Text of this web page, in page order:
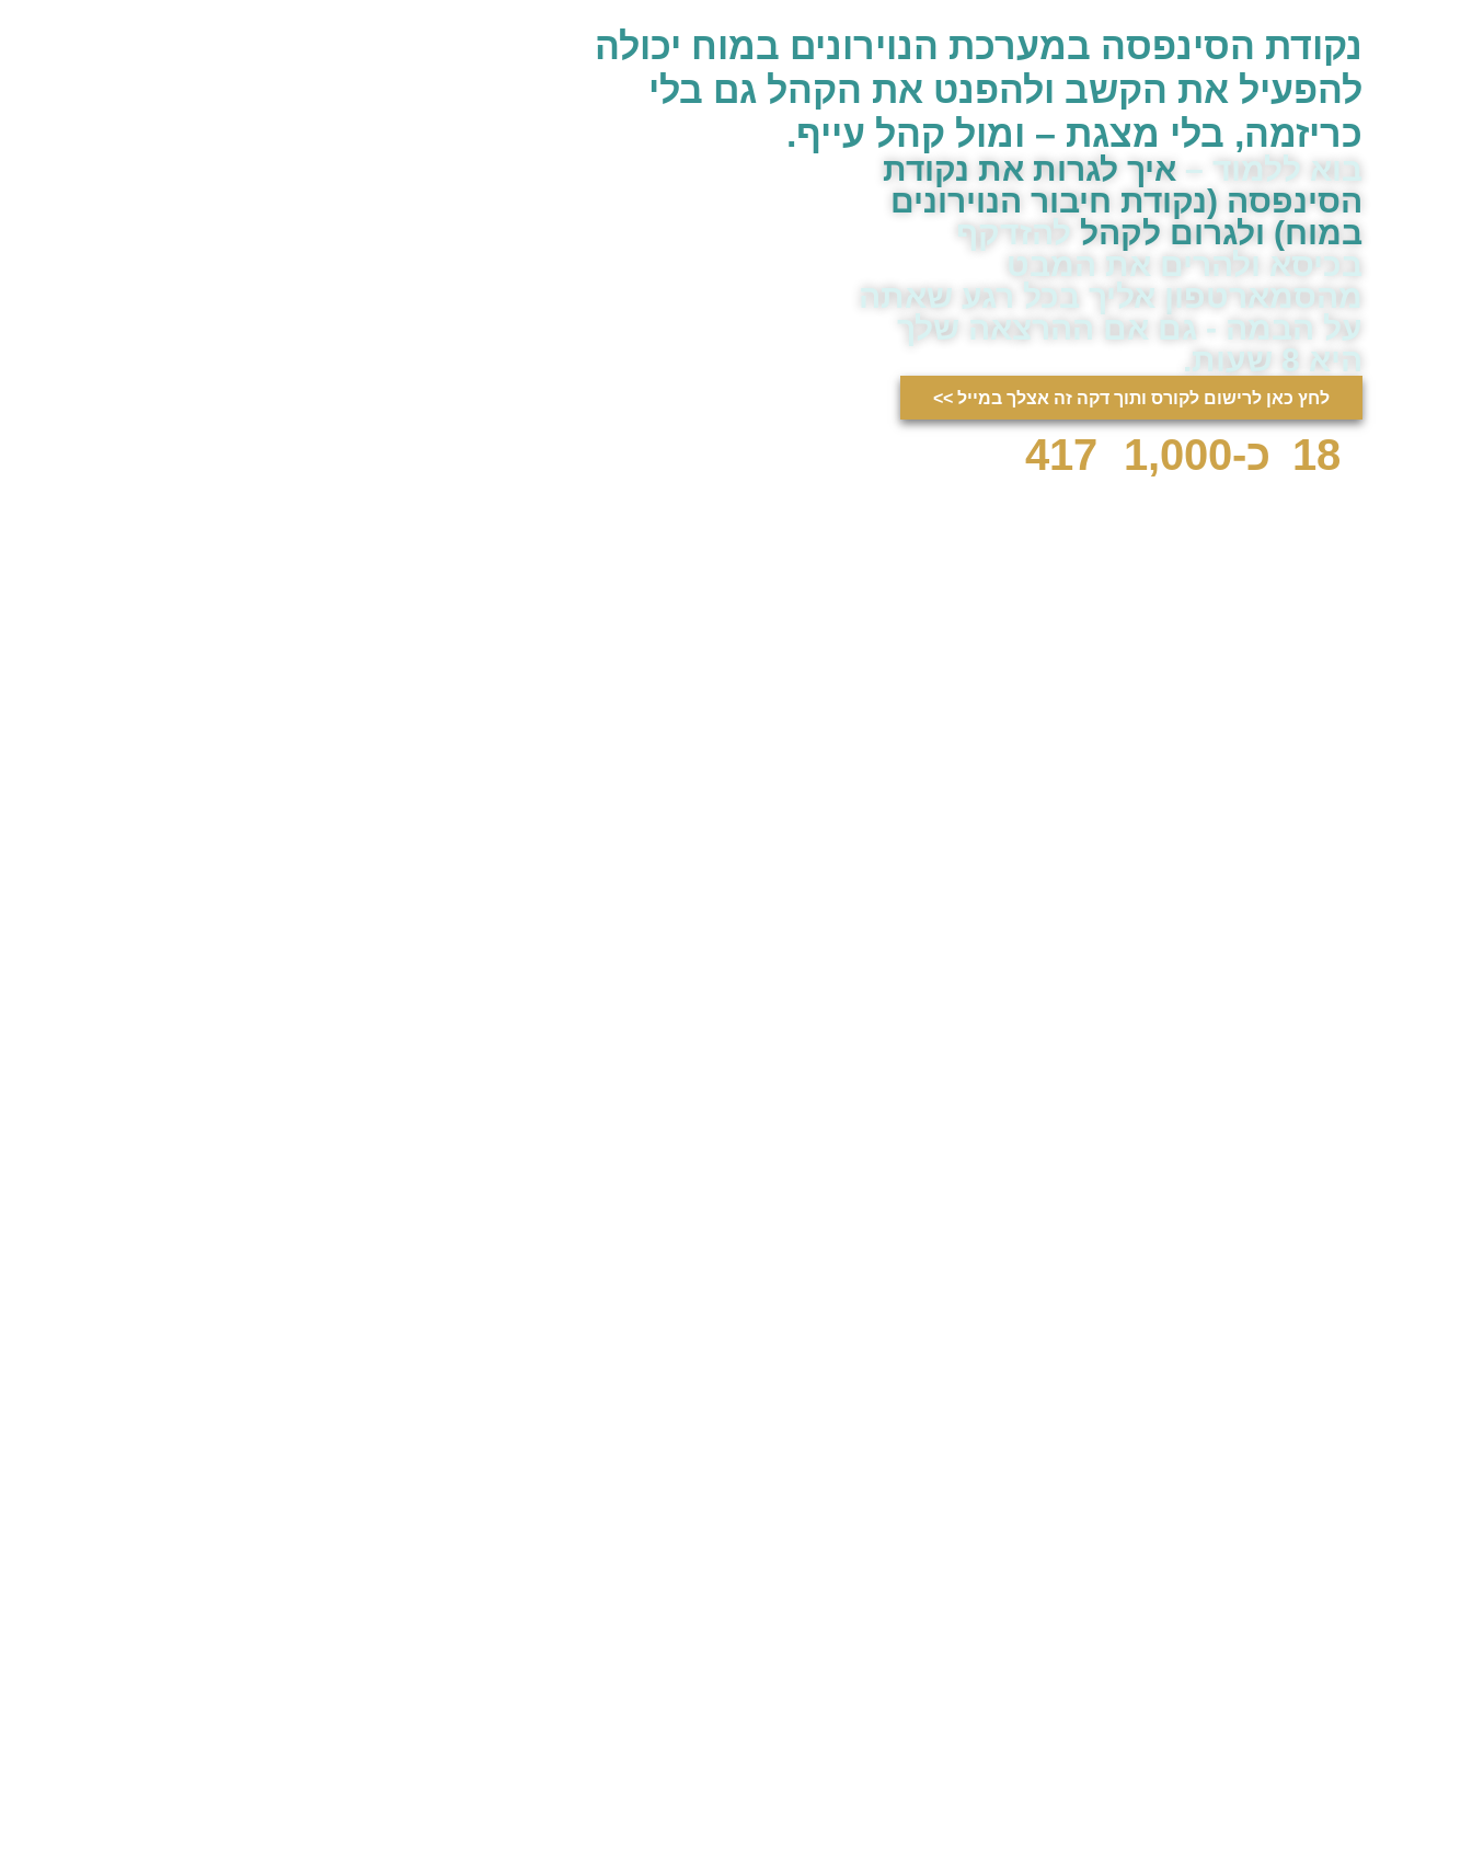
נקודת הסינפסה במערכת הנוירונים במוח יכולה
להפעיל את הקשב ולהפנט את הקהל גם בלי
כריזמה, בלי מצגת – ומול קהל עייף.
בוא ללמוד – איך לגרות את נקודת
הסינפסה (נקודת חיבור הנוירונים
במוח) ולגרום לקהל להזדקף
בכיסא ולהרים את המבט
מהסמארטפון אליך בכל רגע שאתה
על הבמה - גם אם ההרצאה שלך
היא 8 שעות.
‏לחץ כאן לרישום לקורס ותוך דקה זה אצלך במייל >>
18 כ-1,000 417